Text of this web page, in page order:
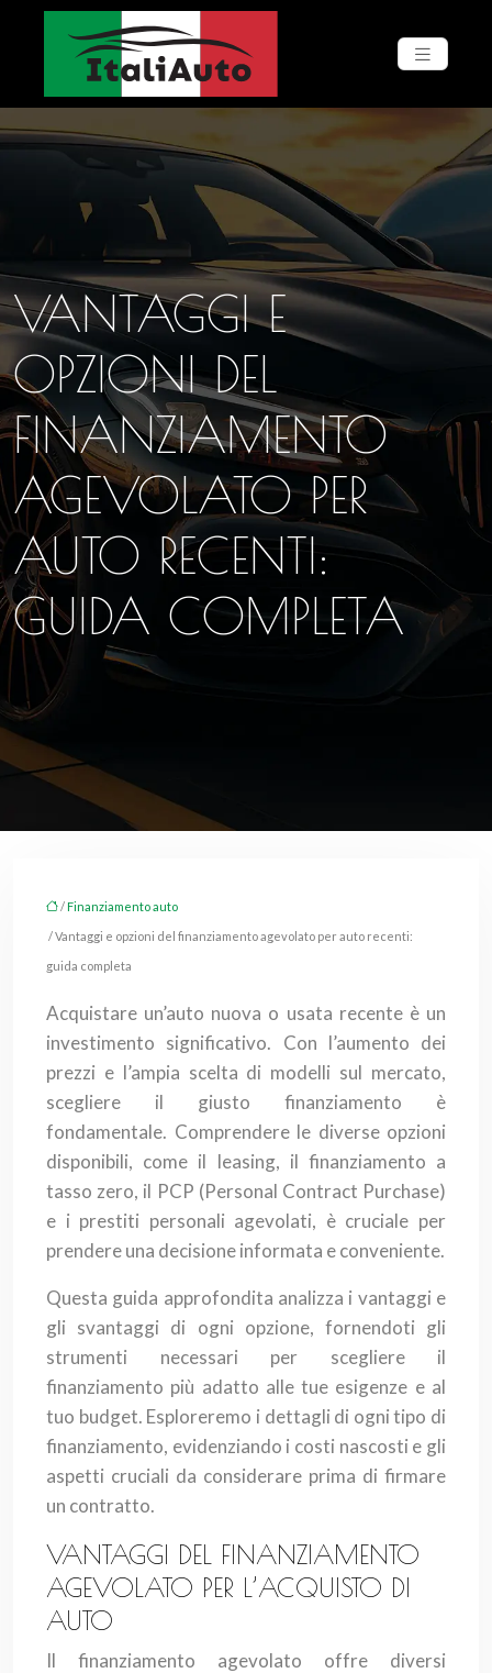
VANTAGGI E
OPZIONI DEL
FINANZIAMENTO
AGEVOLATO PER
AUTO RECENTI:
GUIDA COMPLETA
/Finanziamento auto
/ Vantaggi e opzioni del finanziamento agevolato per auto recenti:
guida completa
Acquistare un’auto nuova o usata recente è un
investimento significativo. Con l’aumento dei
prezzi e l’ampia scelta di modelli sul mercato,
scegliere il giusto finanziamento è
fondamentale. Comprendere le diverse opzioni
disponibili, come il leasing, il finanziamento a
tasso zero, il PCP (Personal Contract Purchase)
e i prestiti personali agevolati, è cruciale per
prendere una decisione informata e conveniente.
Questa guida approfondita analizza i vantaggi e
gli svantaggi di ogni opzione, fornendoti gli
strumenti necessari per scegliere il
finanziamento più adatto alle tue esigenze e al
tuo budget. Esploreremo i dettagli di ogni tipo di
finanziamento, evidenziando i costi nascosti e gli
aspetti cruciali da considerare prima di firmare
un contratto.
VANTAGGI DEL FINANZIAMENTO
AGEVOLATO PER L’ACQUISTO DI
AUTO
Il finanziamento agevolato offre diversi